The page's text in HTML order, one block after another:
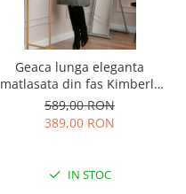
Geaca lunga eleganta
matlasata din fas Kimberly
cu gluga imblanita - Kaki
589,00 RON
389,00 RON
IN STOC